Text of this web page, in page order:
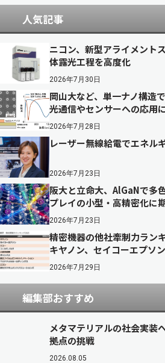
人気記事
ニコン、新型アライメン
体露光工程を高度化
2026年7月30日
岡山大など、単一ナノ構
光通信やセンサーへの応用
2026年7月28日
レーザー無線給電でエネル
2026年7月23日
阪大と立命大、AlGaNで多
プレイの小型・高精密化に
2026年7月23日
精密機器の他社牽制力ラ
キヤノン、セイコーエプソ
2026年7月29日
編集部おすすめ
メタマテリアルの社会実
拠点の挑戦
2026.08.05